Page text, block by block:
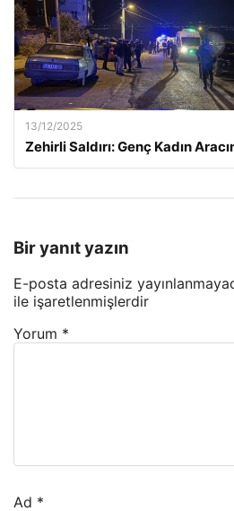
13/12/2025
Zehirli Saldırı: Genç Kadın
Bir yanıt yazın
E-posta adresiniz
ile işaretlenmişlerdir
Yorum *
Ad *